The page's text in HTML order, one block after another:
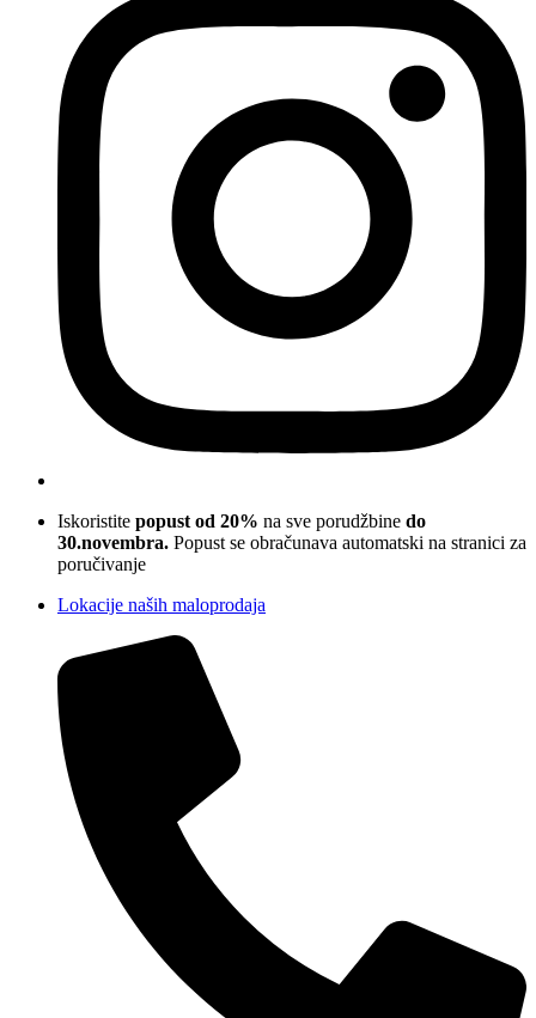
Iskoristite popust od 20% na sve porudžbine do
30.novembra. Popust se obračunava automatski na stranici za
poručivanje
Lokacije naših maloprodaja